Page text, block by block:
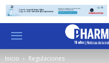
Inicio Regulaciones